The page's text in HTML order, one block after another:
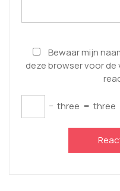
Bewaar mijn
deze browser voor de
− three = three